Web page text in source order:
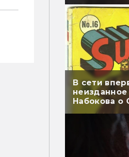
В сети
Набокова о
перевели